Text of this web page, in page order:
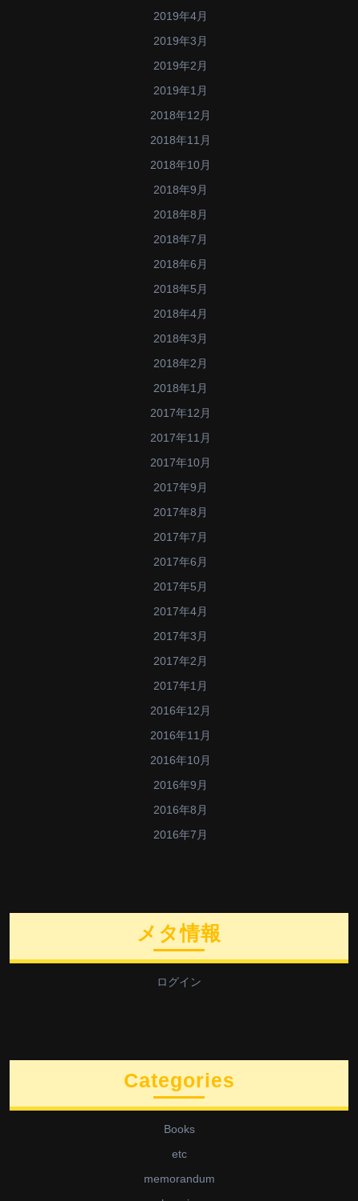
2019年4月
2019年3月
2019年2月
2019年1月
2018年12月
2018年11月
2018年10月
2018年9月
2018年8月
2018年7月
2018年6月
2018年5月
2018年4月
2018年3月
2018年2月
2018年1月
2017年12月
2017年11月
2017年10月
2017年9月
2017年8月
2017年7月
2017年6月
2017年5月
2017年4月
2017年3月
2017年2月
2017年1月
2016年12月
2016年11月
2016年10月
2016年9月
2016年8月
2016年7月
メタ情報
ログイン
Categories
Books
etc
memorandum